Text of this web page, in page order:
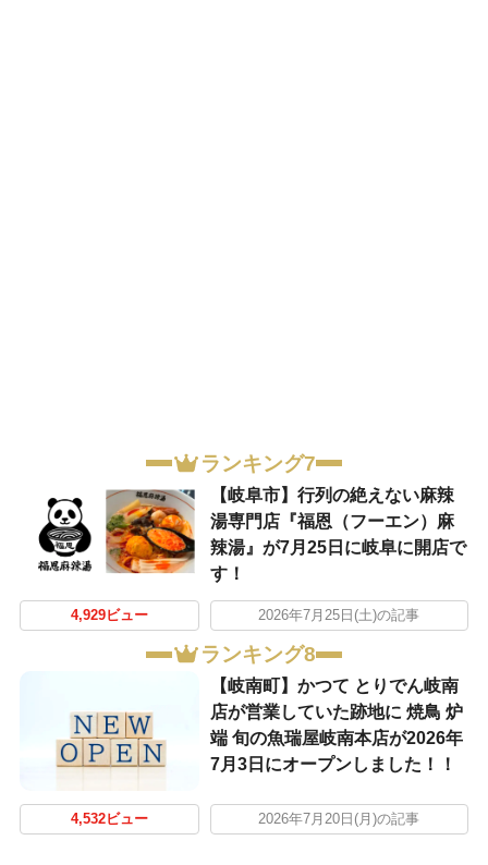
ランキング7
【岐阜市】行列の絶えない麻辣
湯専門店『福恩（フーエン）麻
辣湯』が7月25日に岐阜に開店で
す！
4,929ビュー 2026年7月25日(土)の記事
ランキング8
【岐南町】かつて とりでん岐南
店が営業していた跡地に 焼鳥 炉
端 旬の魚瑞屋岐南本店が2026年
7月3日にオープンしました！！
4,532ビュー 2026年7月20日(月)の記事